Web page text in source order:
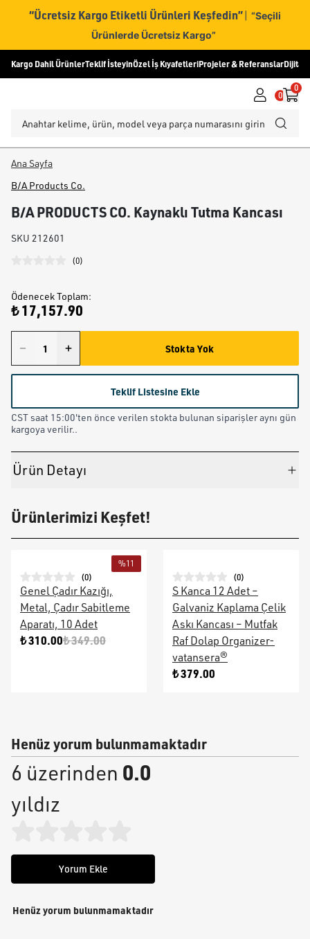
“Ücretsiz Kargo Etiketli Ürünleri Keşfedin” | “Seçili
Ürünlerde Ücretsiz Kargo”
Kargo Dahil ÜrünlerTeklif İsteyinÖzel İş KıyafetleriProjeler & ReferanslarDijital
0
0
Ana Sayfa
B/A Products Co.
B/A PRODUCTS CO. Kaynaklı Tutma Kancası
SKU 212601
(0)
Ödenecek Toplam:
₺ 17,157.90
Stokta Yok
Teklif Listesine Ekle
CST saat 15:00'ten önce verilen stokta bulunan siparişler aynı gün
kargoya verilir..
Ürün Detayı
Ürünlerimizi Keşfet!
%11
(0)
Genel Çadır Kazığı,
Metal, Çadır Sabitleme
Aparatı, 10 Adet
₺ 310.00₺ 349.00
(0)
S Kanca 12 Adet –
Galvaniz Kaplama Çelik
Askı Kancası – Mutfak
Raf Dolap Organizer-
vatansera®
₺ 379.00
Henüz yorum bulunmamaktadır
6 üzerinden 0.0
yıldız
Yorum Ekle
Henüz yorum bulunmamaktadır